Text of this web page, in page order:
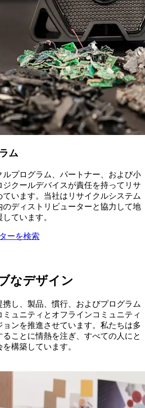
ム
ルプログラム、パートナー、および小
クールデバイスが責任を持ってリサ
います。当社はリサイクルシステム
のディストリビューターと協力して地
ています。
ーを検索
なデザイン
し、製品、慣行、およびプログラム
ュニティとオフラインコミュニティ
ンを推進させています。私たちは多
ことに情熱を注ぎ、すべての人にと
構築しています。